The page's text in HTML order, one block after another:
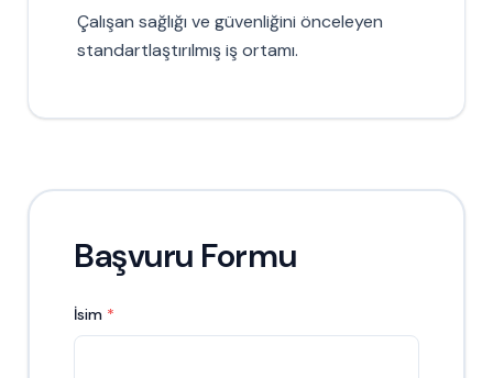
Çalışan sağlığı ve güvenliğini önceleyen
standartlaştırılmış iş ortamı.
Başvuru Formu
İsim